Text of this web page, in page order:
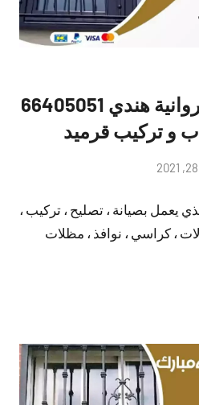
حداد اسطبلات الفروانية هندي 66405051
و تركيب قرميد
تعليقات
يعمل بصيانة ، تصليح ، تركيب ،
، كراسي ، نوافذ ، مظلات